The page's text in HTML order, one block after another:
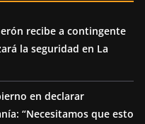
recibe a contingente
la seguridad en La
en declarar
“Necesitamos que esto